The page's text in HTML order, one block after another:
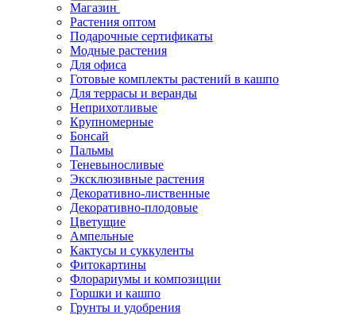
Магазин
Растения оптом
Подарочные сертификаты
Модные растения
Для офиса
Готовые комплекты растений в кашпо
Для террасы и веранды
Неприхотливые
Крупномерные
Бонсай
Пальмы
Теневыносливые
Эксклюзивные растения
Декоративно-лиственные
Декоративно-плодовые
Цветущие
Ампельные
Кактусы и суккуленты
Фитокартины
Флорариумы и композиции
Горшки и кашпо
Грунты и удобрения